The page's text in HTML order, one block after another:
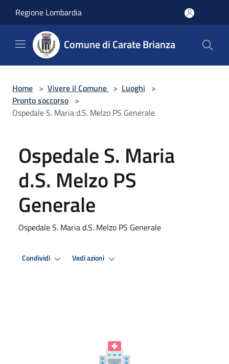
Regione Lombardia
Comune di Carate Brianza
Home > Vivere il Comune > Luoghi >
Pronto soccorso >
Ospedale S. Maria d.S. Melzo PS Generale
Ospedale S. Maria
d.S. Melzo PS
Generale
Ospedale S. Maria d.S. Melzo PS Generale
Condividi Vedi azioni